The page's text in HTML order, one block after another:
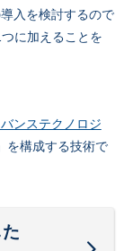
入を検討するので
に加えることを
ンステクノロジ
を構成する技術で